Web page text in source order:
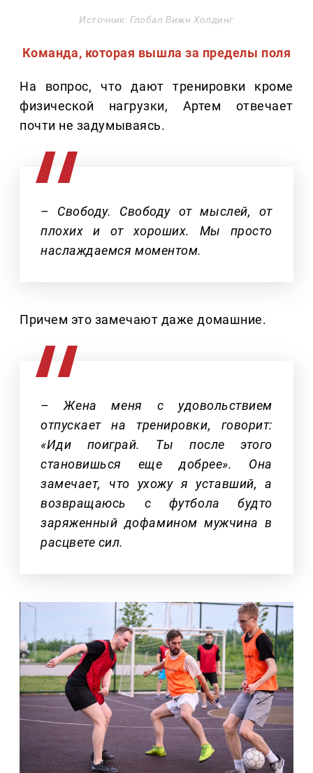
Источник: Глобал Вижн Холдинг
Команда, которая вышла за пределы поля
На вопрос, что дают тренировки кроме
физической нагрузки, Артем отвечает
почти не задумываясь.
– Свободу. Свободу от мыслей, от
плохих и от хороших. Мы просто
наслаждаемся моментом.
Причем это замечают даже домашние.
– Жена меня с удовольствием
отпускает на тренировки, говорит:
«Иди поиграй. Ты после этого
становишься еще добрее». Она
замечает, что ухожу я уставший, а
возвращаюсь с футбола будто
заряженный дофамином мужчина в
расцвете сил.